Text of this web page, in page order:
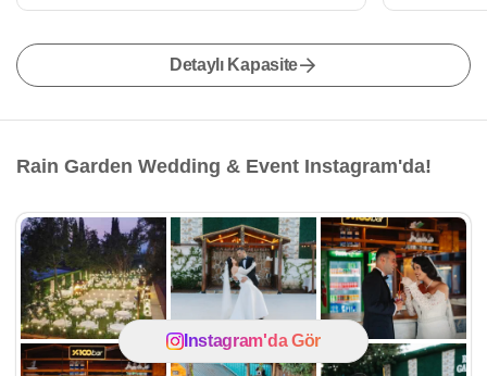
Detaylı Kapasite
Rain Garden Wedding & Event Instagram'da!
Instagram'da Gör